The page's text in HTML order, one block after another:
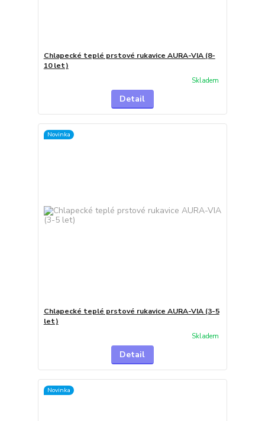
Chlapecké teplé prstové rukavice AURA-VIA (8-
10 let)
Skladem
Detail
Novinka
Chlapecké teplé prstové rukavice AURA-VIA (3-5
let)
Skladem
Detail
Novinka